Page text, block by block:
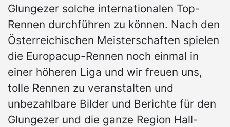
Glungezer solche internationalen Top-
Rennen durchführen zu können. Nach den
Österreichischen Meisterschaften spielen
die Europacup-Rennen noch einmal in
einer höheren Liga und wir freuen uns,
tolle Rennen zu veranstalten und
unbezahlbare Bilder und Berichte für den
Glungezer und die ganze Region Hall-